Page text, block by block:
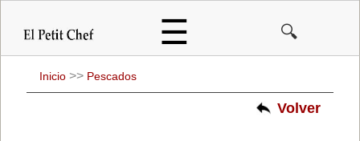
principal
☰ 🔍
Inicio >> Pescados
Volver